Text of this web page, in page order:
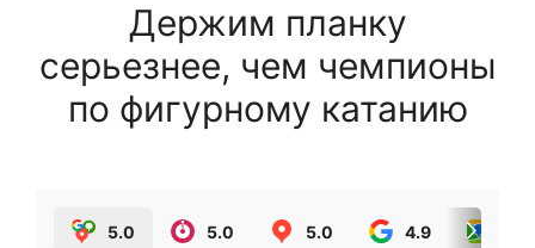
Держим планку
серьезнее, чем чемпионы
по фигурному катанию
5.0 5.0 5.0 4.9